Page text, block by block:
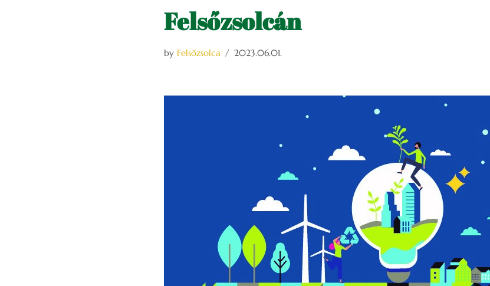
Felsőzsolcán
by Felsőzsolca 2023.06.01.